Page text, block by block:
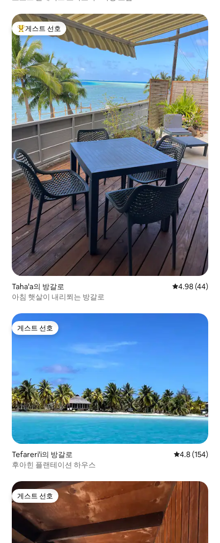
상위 게스트 선호
게스트 선호
Taha'a의 방갈로 평점 4.98점(5
4.98 (44)
아침 햇살이 내리쬐는 방갈로
게스트 선호
게스트 선호
Tefareri'i의 방갈로 평점 4.8점(5
4.8 (154)
후아힌 플랜테이션 하우스
게스트 선호
게스트 선호